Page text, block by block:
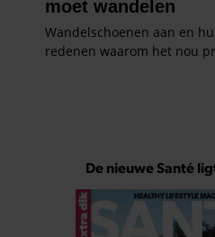
De nieuwe Santé